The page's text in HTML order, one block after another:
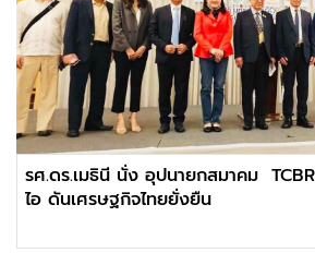
รศ.ดร.เมธินี นั่ง อุปนายกสมาคม
ไอ ดันเศรษฐกิจไทยยั่งยืน